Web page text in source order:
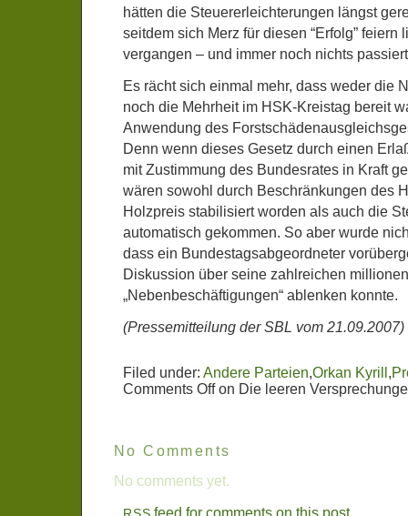
hätten die Steuererleichterungen längst
seitdem sich Merz für diesen “Erfolg” feiern
vergangen – und immer noch nichts
Es rächt sich einmal mehr, dass weder die
noch die Mehrheit im HSK-Kreistag bereit
Anwendung des
Denn wenn dieses Gesetz durch einen
mit Zustimmung des Bundesrates in Kraft
wären sowohl durch Beschränkungen des
Holzpreis stabilisiert worden als auch die
automatisch gekommen. So aber wurde
dass ein Bundestagsabgeordneter
Diskussion über seine zahlreichen
„Nebenbeschäftigungen“ ablenken konnte.
(Pressemitteilung der SBL vom 21.09.2007)
Filed under: Andere Parteien,Orkan Kyrill ,
Comments Offon Die leeren
No Comments
No comments yet.
feed for comments on this post.